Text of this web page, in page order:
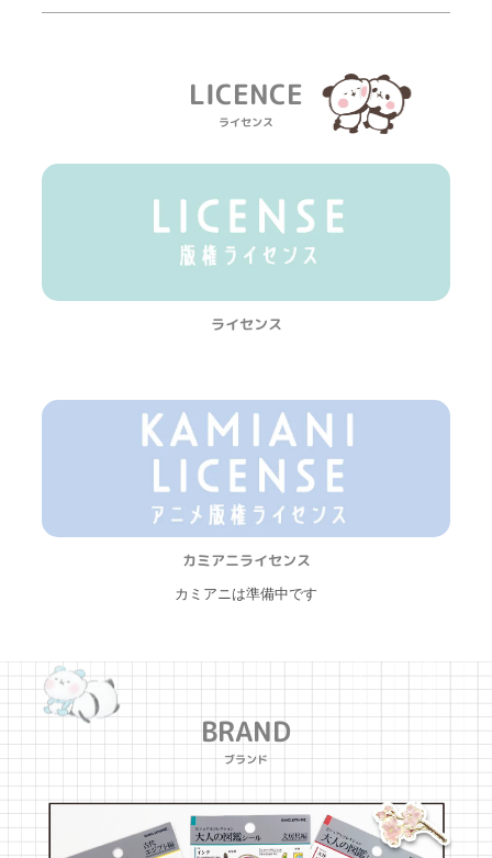
LICENCE
ライセンス
ライセンス
カミアニライセンス
カミアニは準備中です
BRAND
ブランド